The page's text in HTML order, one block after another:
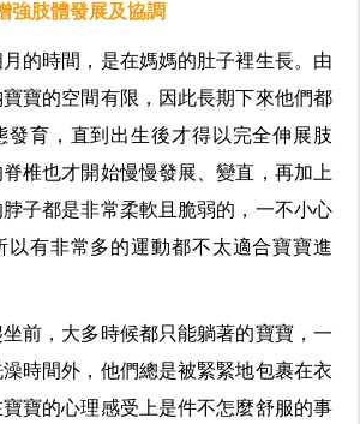
強肢體發展及協調
的時間，是在媽媽的肚子裡生長。由
寶的空間有限，因此長期下來他們都
發育，直到出生後才得以完全伸展肢
椎也才開始慢慢發展、變直，再加上
子都是非常柔軟且脆弱的，一不小心
以有非常多的運動都不太適合寶寶進
前，大多時候都只能躺著的寶寶，一
時間外，他們總是被緊緊地包裹在衣
寶的心理感受上是件不怎麼舒服的事